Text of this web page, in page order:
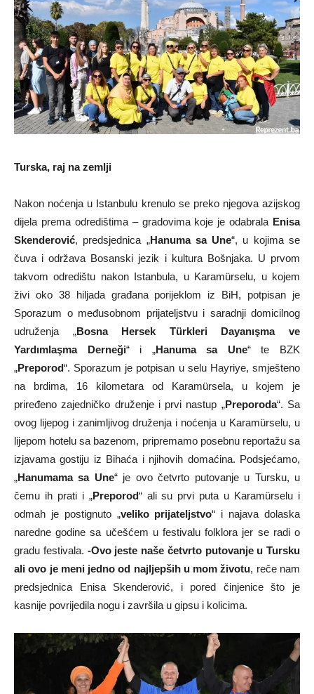
Turska, raj na zemlji
Nakon noćenja u Istanbulu krenulo se preko njegova azijskog
dijela prema odredištima – gradovima koje je odabrala Enisa
Skenderović, predsjednica „Hanuma sa Une“, u kojima se
čuva i održava Bosanski jezik i kultura Bošnjaka. U prvom
takvom odredištu nakon Istanbula, u Karamürselu, u kojem
živi oko 38 hiljada građana porijeklom iz BiH, potpisan je
Sporazum o međusobnom prijateljstvu i saradnji domicilnog
udruženja „Bosna Hersek Türkleri Dayanışma ve
Yardımlaşma Derneği“ i „Hanuma sa Une“ te BZK
„Preporod“. Sporazum je potpisan u selu Hayriye, smješteno
na brdima, 16 kilometara od Karamürsela, u kojem je
priređeno zajedničko druženje i prvi nastup „Preporoda“. Sa
ovog lijepog i zanimljivog druženja i noćenja u Karamürselu, u
lijepom hotelu sa bazenom, pripremamo posebnu reportažu sa
izjavama gostiju iz Bihaća i njihovih domaćina. Podsjećamo,
„Hanumama sa Une“ je ovo četvrto putovanje u Tursku, u
čemu ih prati i „Preporod“ ali su prvi puta u Karamürselu i
odmah je postignuto „veliko prijateljstvo“ i najava dolaska
naredne godine sa učešćem u festivalu folklora jer se radi o
gradu festivala. -Ovo jeste naše četvrto putovanje u Tursku
ali ovo je meni jedno od najljepših u mom životu, reče nam
predsjednica Enisa Skenderović, i pored činjenice što je
kasnije povrijedila nogu i završila u gipsu i kolicima.